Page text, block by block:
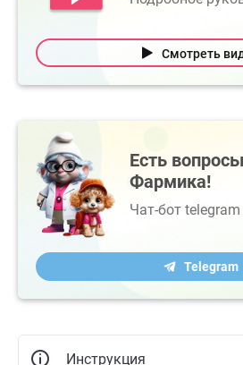
Смотреть
Есть
Фармика!
Чат-бот telegram
Telegram
Инструкция